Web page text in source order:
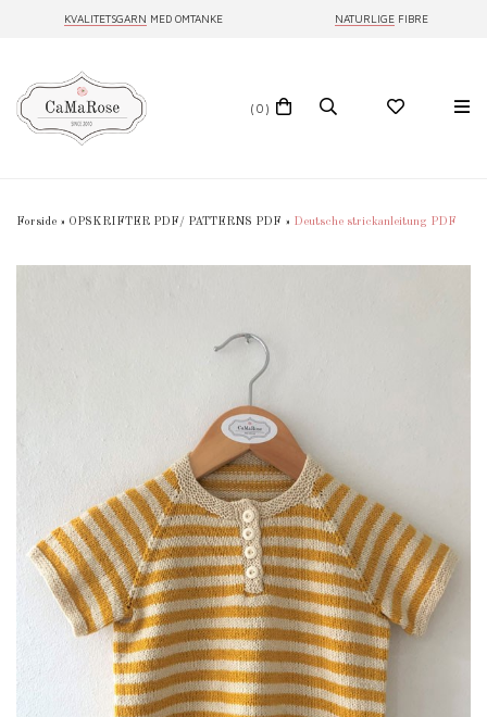
KVALITETSGARN MED OMTANKE NATURLIGE FIBRE
(0)
Forside » OPSKRIFTER PDF/ PATTERNS PDF » Deutsche strickanleitung PDF